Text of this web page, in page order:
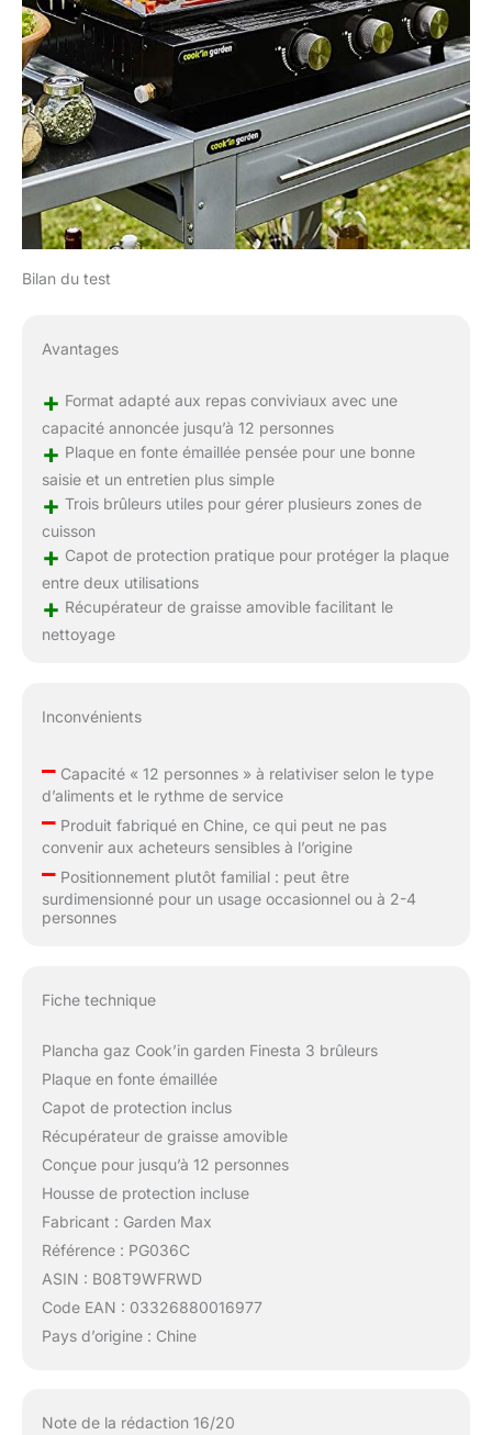
Bilan du test
Avantages
+ Format adapté aux repas conviviaux avec une
capacité annoncée jusqu’à 12 personnes
+ Plaque en fonte émaillée pensée pour une bonne
saisie et un entretien plus simple
+ Trois brûleurs utiles pour gérer plusieurs zones de
cuisson
+ Capot de protection pratique pour protéger la plaque
entre deux utilisations
+ Récupérateur de graisse amovible facilitant le
nettoyage
Inconvénients
–Capacité « 12 personnes » à relativiser selon le type
d’aliments et le rythme de service
–Produit fabriqué en Chine, ce qui peut ne pas
convenir aux acheteurs sensibles à l’origine
–Positionnement plutôt familial : peut être
surdimensionné pour un usage occasionnel ou à 2-4
personnes
Fiche technique
Plancha gaz Cook’in garden Finesta 3 brûleurs
Plaque en fonte émaillée
Capot de protection inclus
Récupérateur de graisse amovible
Conçue pour jusqu’à 12 personnes
Housse de protection incluse
Fabricant : Garden Max
Référence : PG036C
ASIN : B08T9WFRWD
Code EAN : 03326880016977
Pays d’origine : Chine
Note de la rédaction 16/20